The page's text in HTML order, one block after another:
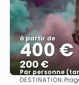
à partir de
400 €
200 €
Par personne
DESTINATION: